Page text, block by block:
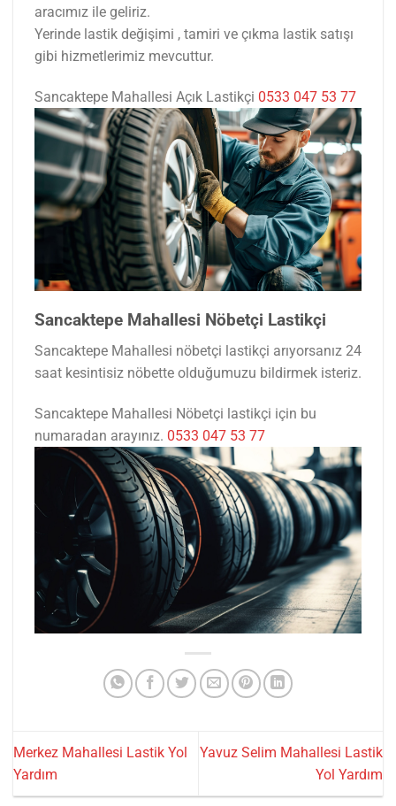
aracımız ile geliriz.
Yerinde lastik değişimi , tamiri ve çıkma lastik satışı
gibi hizmetlerimiz mevcuttur.
Sancaktepe Mahallesi Açık Lastikçi 0533 047 53 77
Sancaktepe Mahallesi Nöbetçi Lastikçi
Sancaktepe Mahallesi nöbetçi lastikçi arıyorsanız 24
saat kesintisiz nöbette olduğumuzu bildirmek isteriz.
Sancaktepe Mahallesi Nöbetçi lastikçi için bu
numaradan arayınız. 0533 047 53 77
Merkez Mahallesi Lastik Yol
Yardım
Yavuz Selim Mahallesi Lastik
Yol Yardım